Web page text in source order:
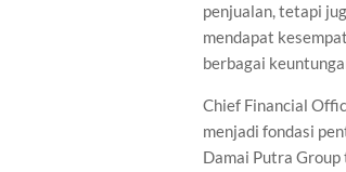
penjualan, tetapi
mendapat
berbagai
Chief Financial
menjadi fondasi
Damai Putra